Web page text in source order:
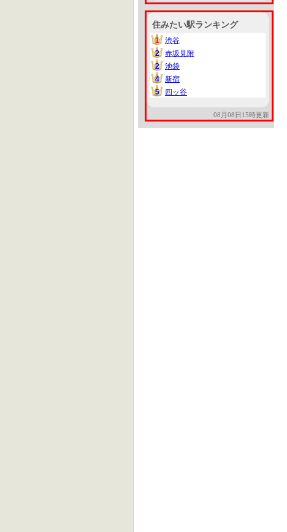
住みたい駅ランキング
1
1
渋谷
2
2
赤坂見附
2
2
池袋
4
4
新宿
5
5 四ッ谷
08月08日15時更新